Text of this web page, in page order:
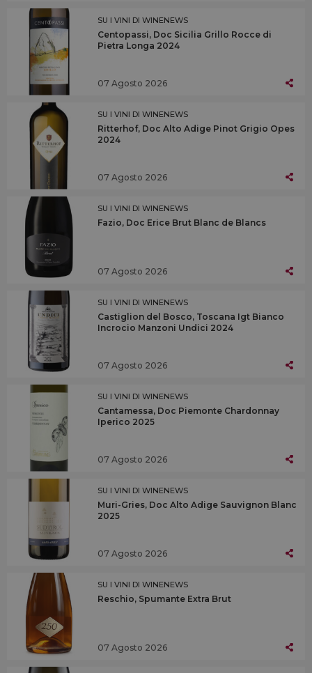
SU I VINI DI WINENEWS
Centopassi, Doc Sicilia Grillo Rocce di
Pietra Longa 2024
07 Agosto 2026
SU I VINI DI WINENEWS
Ritterhof, Doc Alto Adige Pinot Grigio Opes
2024
07 Agosto 2026
SU I VINI DI WINENEWS
Fazio, Doc Erice Brut Blanc de Blancs
07 Agosto 2026
SU I VINI DI WINENEWS
Castiglion del Bosco, Toscana Igt Bianco
Incrocio Manzoni Undici 2024
07 Agosto 2026
SU I VINI DI WINENEWS
Cantamessa, Doc Piemonte Chardonnay
Iperico 2025
07 Agosto 2026
SU I VINI DI WINENEWS
Muri-Gries, Doc Alto Adige Sauvignon Blanc
2025
07 Agosto 2026
SU I VINI DI WINENEWS
Reschio, Spumante Extra Brut
07 Agosto 2026